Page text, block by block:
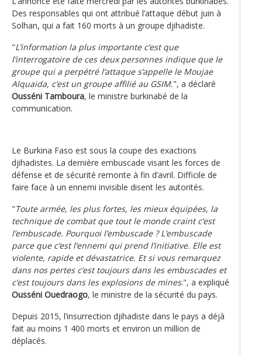
Des responsables qui ont attribué l’attaque début juin à
Solhan, qui a fait 160 morts à un groupe djihadiste.
"L’information la plus importante c’est que
l’interrogatoire de ces deux personnes indique que le
groupe qui a perpétré l’attaque s’appelle le Moujae
Alquaida, c’est un groupe affilié au GSIM.", a déclaré
Ousséni Tamboura, le ministre burkinabé de la
communication.
Le Burkina Faso est sous la coupe des exactions
djihadistes. La dernière embuscade visant les forces de
défense et de sécurité remonte à fin d’avril. Difficile de
faire face à un ennemi invisible disent les autorités.
"Toute armée, les plus fortes, les mieux équipées, la
technique de combat que tout le monde craint c’est
l’embuscade. Pourquoi l’embuscade ? L’embuscade
parce que c’est l’ennemi qui prend l’initiative. Elle est
violente, rapide et dévastatrice. Et si vous remarquez
dans nos pertes c’est toujours dans les embuscades et
c’est toujours dans les explosions de mines.", a expliqué
Ousséni Ouedraogo, le ministre de la sécurité du pays.
Depuis 2015, l’insurrection djihadiste dans le pays a déjà
fait au moins 1 400 morts et environ un million de
déplacés.